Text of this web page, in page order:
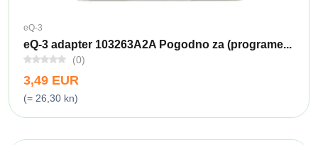
eQ-3
eQ-3 adapter 103263A2A Pogodno za (programe...
(0)
3,49 EUR
(= 26,30 kn)